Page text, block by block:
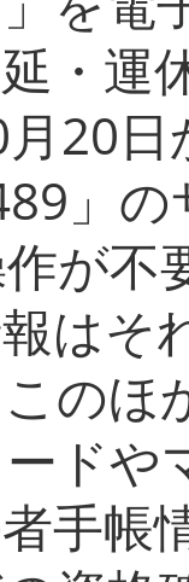
・運
20
」
が不
はそ
のほ
ドや
手帳